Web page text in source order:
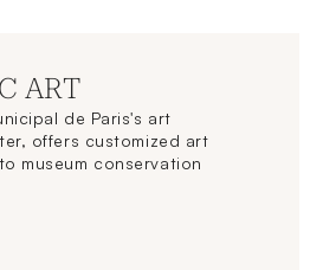
ART
de Paris's art
offers customized art
museum conservation